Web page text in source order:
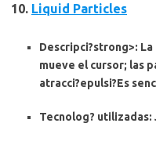
10. Liquid Particles
Descripci?strong>:
mueve el cursor; las
atracci?epulsi?Es
Tecnolog? utilizadas: